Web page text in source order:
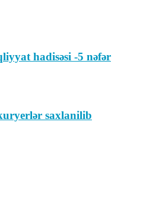
hadisəsi -5 nəfər
saxlanilib